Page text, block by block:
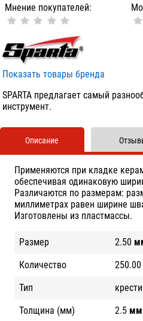
Мнение покупателей:
Показать товары бренда
SPARTA предлагает самый
инструмент.
Описание
Применяются при кладке
обеспечивая одинаковую
Различаются по размерам:
миллиметрах равен ширине
Изготовлены из пластмассы.
Размер 2.50
Количество
250.00
Тип
Толщина (мм)
2.5 мм